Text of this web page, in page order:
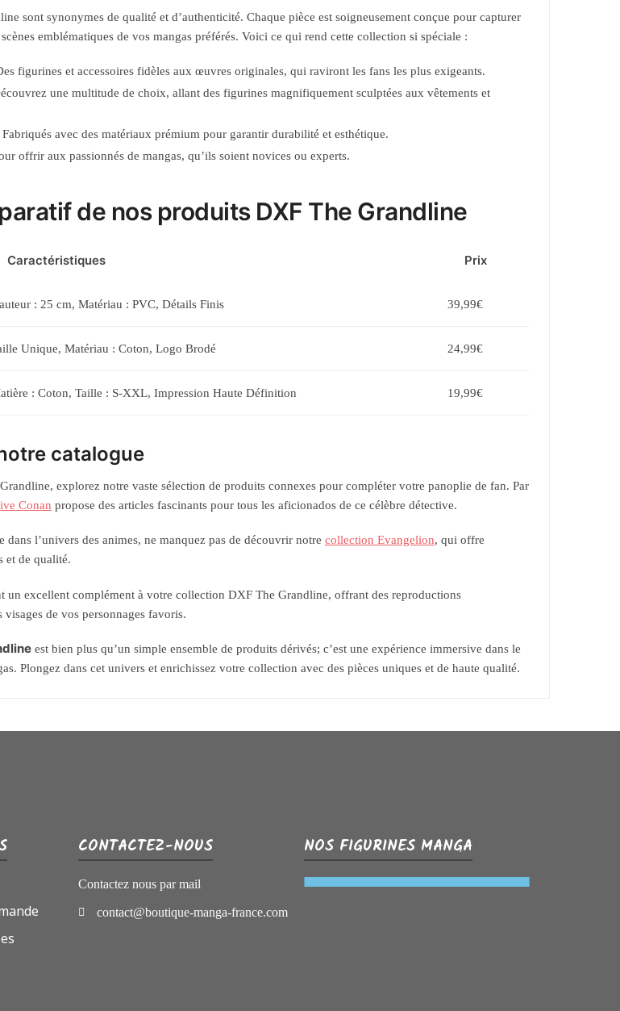
sont synonymes de qualité et d’authenticité. Chaque pièce est soigneusement conçue pour capturer
scènes emblématiques de vos mangas préférés. Voici ce qui rend cette collection si spéciale :
figurines et accessoires fidèles aux œuvres originales, qui raviront les fans les plus exigeants.
une multitude de choix, allant des figurines magnifiquement sculptées aux vêtements et
avec des matériaux prémium pour garantir durabilité et esthétique.
offrir aux passionnés de mangas, qu’ils soient novices ou experts.
de nos produits DXF The Grandline
Caractéristiques Prix
: 25 cm, Matériau : PVC, Détails Finis 39,99€
Unique, Matériau : Coton, Logo Brodé 24,99€
: Coton, Taille : S-XXL, Impression Haute Définition 19,99€
catalogue
explorez notre vaste sélection de produits connexes pour compléter votre panoplie de fan. Par
Conan propose des articles fascinants pour tous les aficionados de ce célèbre détective.
dans l’univers des animes, ne manquez pas de découvrir notre collection Evangelion, qui offre
et de qualité.
un excellent complément à votre collection DXF The Grandline, offrant des reproductions
de vos personnages favoris.
est bien plus qu’un simple ensemble de produits dérivés; c’est une expérience immersive dans le
Plongez dans cet univers et enrichissez votre collection avec des pièces uniques et de haute qualité.
CONTACTEZ-NOUS
Contactez nous par mail
contact@boutique-manga-france.com
NOS FIGURINES MANGA